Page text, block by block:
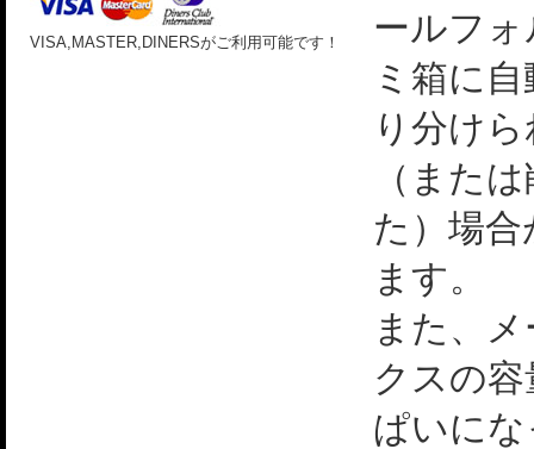
VISA,MASTER,DINERSがご利用可能です！
ールフ
ミ箱に
り分け
（また
た）場
ます。
また、
クスの
ぱいに